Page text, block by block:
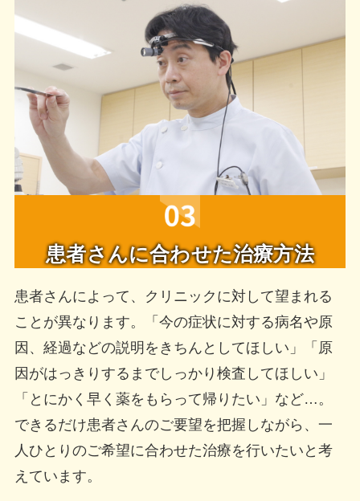
患者さんに合わせた治療方法
患者さんによって、クリニックに対して望まれる
ことが異なります。「今の症状に対する病名や原
因、経過などの説明をきちんとしてほしい」「原
因がはっきりするまでしっかり検査してほしい」
「とにかく早く薬をもらって帰りたい」など…。
できるだけ患者さんのご要望を把握しながら、一
人ひとりのご希望に合わせた治療を行いたいと考
えています。